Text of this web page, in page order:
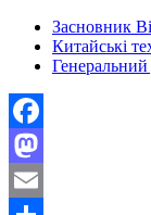
Засновник
Китайські
Генеральний
Facebook
Mastodon